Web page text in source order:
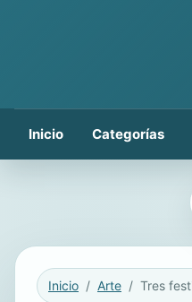
Inicio Categorías
Inicio Arte Tres